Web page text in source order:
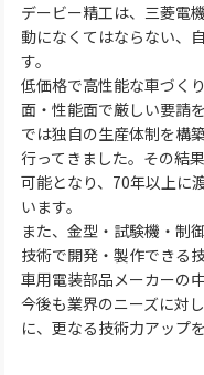
デービー精工は、三菱電
動になくてはならない、
す。
低価格で高性能な車づく
面・性能面で厳しい要請
では独自の生産体制を構
行ってきました。その結
可能となり、70年以上に
います。
また、金型・試験機・制
技術で開発・製作できる
車用電装部品メーカーの
今後も業界のニーズに対
に、更なる技術力アップ